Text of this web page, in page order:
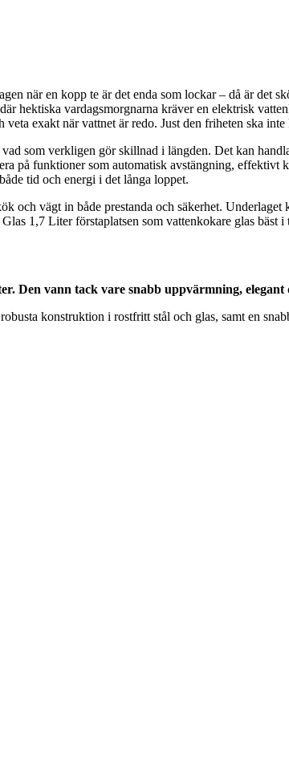
när en kopp te är det enda som lockar – då är det
hektiska vardagsmorgnarna kräver en elektrisk
exakt när vattnet är redo. Just den friheten ska
som verkligen gör skillnad i längden. Det kan
på funktioner som automatisk avstängning,
tid och energi i det långa loppet.
och vägt in både prestanda och säkerhet.
1,7 Liter förstaplatsen som vattenkokare glas bäst i
Den vann tack vare snabb uppvärmning, elegant
konstruktion i rostfritt stål och glas, samt en